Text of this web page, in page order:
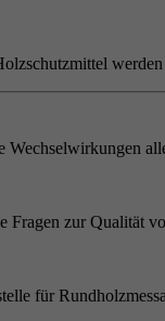
Wechselwirkungen
Fragen zur Qualität
für